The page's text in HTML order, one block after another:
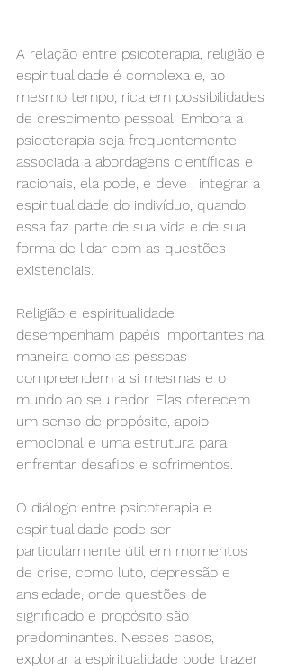
A relação entre psicoterapia, religião e
espiritualidade é complexa e, ao
mesmo tempo, rica em possibilidades
de crescimento pessoal. Embora a
psicoterapia seja frequentemente
associada a abordagens científicas e
racionais, ela pode, e deve , integrar a
espiritualidade do indivíduo, quando
essa faz parte de sua vida e de sua
forma de lidar com as questões
existenciais.
Religião e espiritualidade
desempenham papéis importantes na
maneira como as pessoas
compreendem a si mesmas e o
mundo ao seu redor. Elas oferecem
um senso de propósito, apoio
emocional e uma estrutura para
enfrentar desafios e sofrimentos.
O diálogo entre psicoterapia e
espiritualidade pode ser
particularmente útil em momentos
de crise, como luto, depressão e
ansiedade, onde questões de
significado e propósito são
predominantes. Nesses casos,
explorar a espiritualidade pode trazer